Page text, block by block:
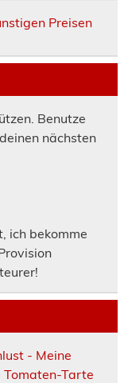
Preisen
Benutze
nächsten
ich bekomme
- Meine
Tarte